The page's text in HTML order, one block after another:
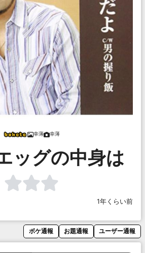
幸薄 幸薄
ッグの中身は
1年くらい前
ボケ通報 お題通報 ユーザー通報